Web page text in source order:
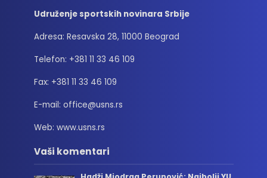
Udruženje sportskih novinara Srbije
Adresa: Resavska 28, 11000 Beograd
Telefon: +381 11 33 46 109
Fax: +381 11 33 46 109
E-mail: office@usns.rs
Web: www.usns.rs
Vaši komentari